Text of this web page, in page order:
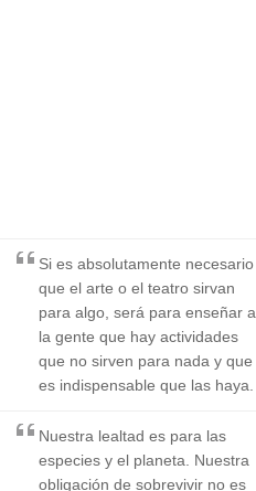
Si es absolutamente necesario
que el arte o el teatro sirvan
para algo, será para enseñar a
la gente que hay actividades
que no sirven para nada y que
es indispensable que las haya.
Nuestra lealtad es para las
especies y el planeta. Nuestra
obligación de sobrevivir no es